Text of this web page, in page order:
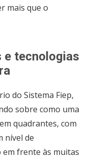
mais que o
e tecnologias
do Sistema Fiep,
sobre como uma
quadrantes, com
nível de
frente às muitas